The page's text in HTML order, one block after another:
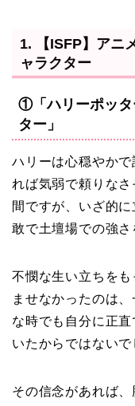
1. 【ISFP】アニ
ャラクター
①「ハリーポッタ
ター」
ハリーは心穏やかで
れば気弱で頼りな
間ですが、いざ的
敢で土壇場での強さ
不憫な生い立ちを
ませなかったのは
な時でも自分に正
いたからではないで
その信念があれば